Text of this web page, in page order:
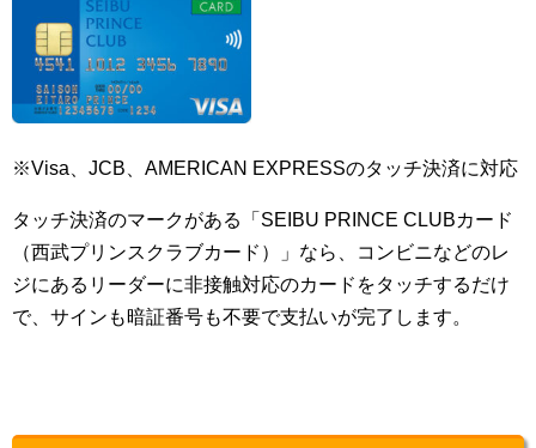
※Visa、JCB、AMERICAN EXPRESSのタッチ決済に対応
タッチ決済のマークがある「SEIBU PRINCE CLUBカード
（西武プリンスクラブカード）」なら、コンビニなどのレ
ジにあるリーダーに非接触対応のカードをタッチするだけ
で、サインも暗証番号も不要で支払いが完了します。